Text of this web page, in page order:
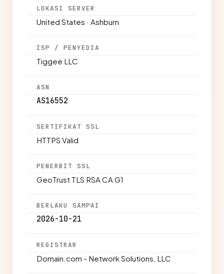
LOKASI SERVER
United States · Ashburn
ISP / PENYEDIA
Tiggee LLC
ASN
AS16552
SERTIFIKAT SSL
HTTPS Valid
PENERBIT SSL
GeoTrust TLS RSA CA G1
BERLAKU SAMPAI
2026-10-21
REGISTRAR
Domain.com - Network Solutions, LLC